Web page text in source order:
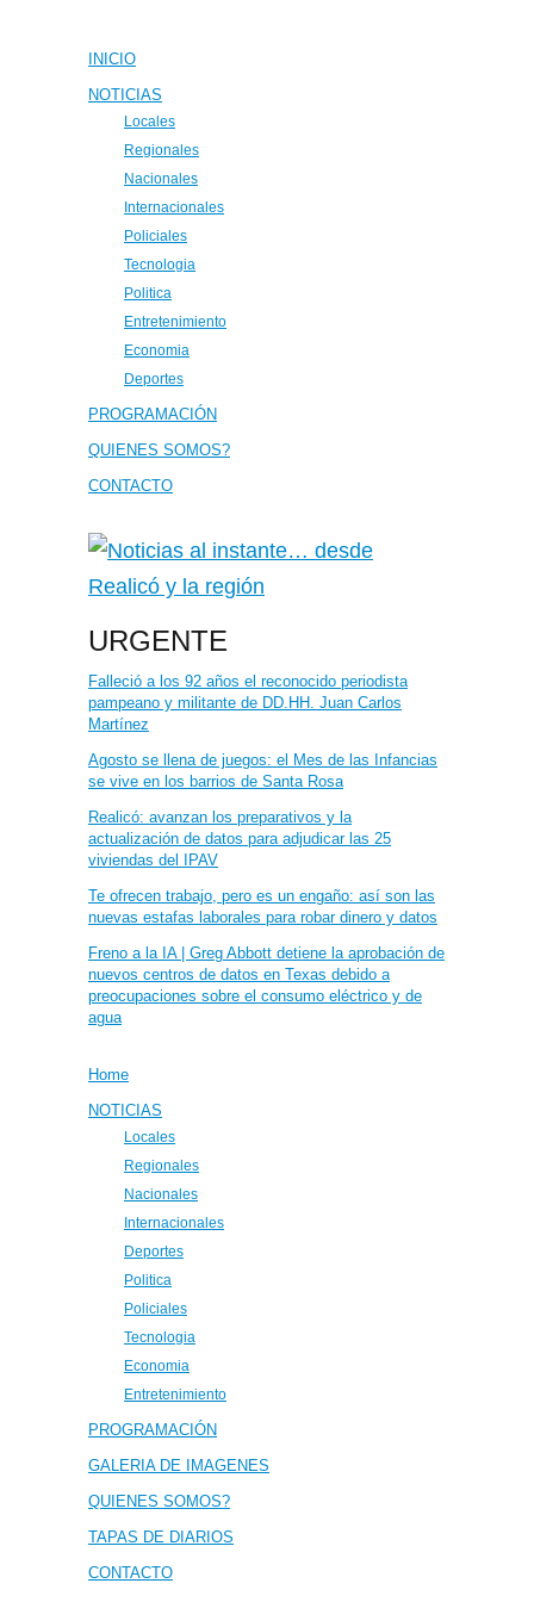
INICIO
NOTICIAS
Locales
Regionales
Nacionales
Internacionales
Policiales
Tecnologia
Politica
Entretenimiento
Economia
Deportes
PROGRAMACIÓN
QUIENES SOMOS?
CONTACTO
URGENTE
Falleció a los 92 años el reconocido periodista
pampeano y militante de DD.HH. Juan Carlos
Martínez
Agosto se llena de juegos: el Mes de las Infancias
se vive en los barrios de Santa Rosa
Realicó: avanzan los preparativos y la
actualización de datos para adjudicar las 25
viviendas del IPAV
Te ofrecen trabajo, pero es un engaño: así son las
nuevas estafas laborales para robar dinero y datos
Freno a la IA | Greg Abbott detiene la aprobación de
nuevos centros de datos en Texas debido a
preocupaciones sobre el consumo eléctrico y de
agua
Home
NOTICIAS
Locales
Regionales
Nacionales
Internacionales
Deportes
Politica
Policiales
Tecnologia
Economia
Entretenimiento
PROGRAMACIÓN
GALERIA DE IMAGENES
QUIENES SOMOS?
TAPAS DE DIARIOS
CONTACTO